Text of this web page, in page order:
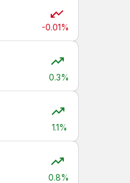
-0.01%
0.3%
1.1%
0.8%